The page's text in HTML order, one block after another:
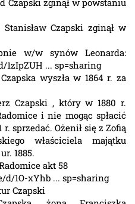
Czapski zginął w powstaniu
Czapski zginął w
w/w synów Leonarda:
... sp=sharing
wyszła w 1864 r. za
Czapski , który w 1880 r.
i nie mogąc spłacić
r. sprzedać. Ożenił się z Zofią
właściciela majątku
1885.
akt 58
1O-xYhb ... sp=sharing
Czapski